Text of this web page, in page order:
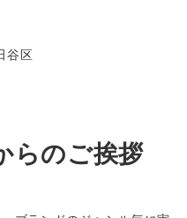
谷区
らのご挨拶